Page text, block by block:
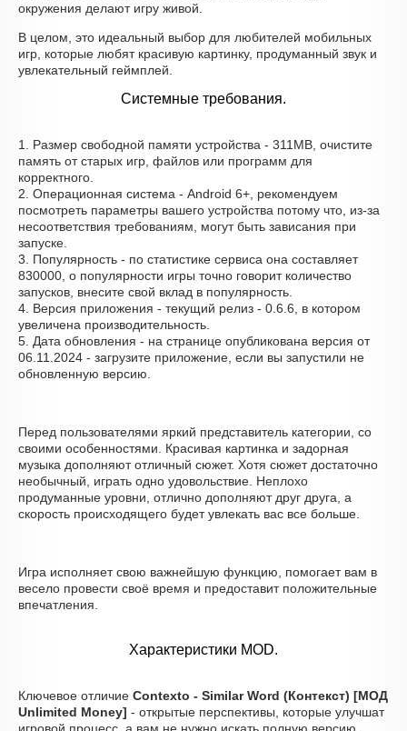
окружения делают игру живой.
В целом, это идеальный выбор для любителей мобильных
игр, которые любят красивую картинку, продуманный звук и
увлекательный геймплей.
Системные требования.
1. Размер свободной памяти устройства - 311MB, очистите
память от старых игр, файлов или программ для
корректного.
2. Операционная система - Android 6+, рекомендуем
посмотреть параметры вашего устройства потому что, из-за
несоответствия требованиям, могут быть зависания при
запуске.
3. Популярность - по статистике сервиса она составляет
830000, о популярности игры точно говорит количество
запусков, внесите свой вклад в популярность.
4. Версия приложения - текущий релиз - 0.6.6, в котором
увеличена производительность.
5. Дата обновления - на странице опубликована версия от
06.11.2024 - загрузите приложение, если вы запустили не
обновленную версию.
Перед пользователями яркий представитель категории, со
своими особенностями. Красивая картинка и задорная
музыка дополняют отличный сюжет. Хотя сюжет достаточно
необычный, играть одно удовольствие. Неплохо
продуманные уровни, отлично дополняют друг друга, а
скорость происходящего будет увлекать вас все больше.
Игра исполняет свою важнейшую функцию, помогает вам в
весело провести своё время и предоставит положительные
впечатления.
Характеристики MOD.
Ключевое отличие Contexto - Similar Word (Контекст) [МОД
Unlimited Money] - открытые перспективы, которые улучшат